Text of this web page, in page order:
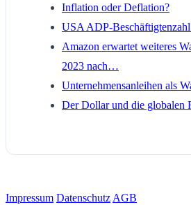
Inflation oder Deflation?
USA ADP-
Amazon erwartet weiteres
2023 nach…
Unternehmensanleihen als
Der Dollar und die globalen
Impressum Datenschutz AGB